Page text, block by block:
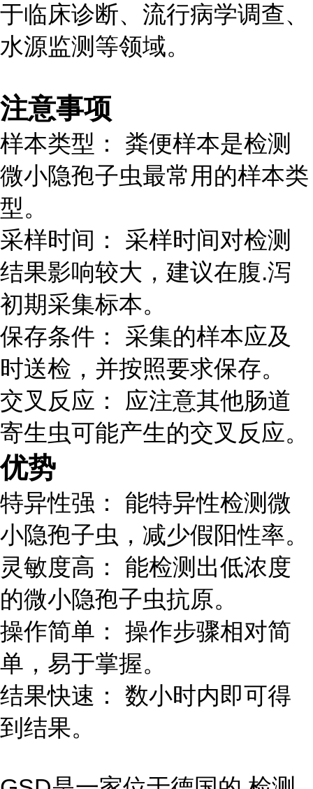
于临床诊断、流行病学调查、
水源监测等领域。
注意事项
样本类型： 粪便样本是检测
微小隐孢子虫最常用的样本类
型。
采样时间： 采样时间对检测
结果影响较大，建议在腹.泻
初期采集标本。
保存条件： 采集的样本应及
时送检，并按照要求保存。
交叉反应： 应注意其他肠道
寄生虫可能产生的交叉反应。
优势
特异性强： 能特异性检测微
小隐孢子虫，减少假阳性率。
灵敏度高： 能检测出低浓度
的微小隐孢子虫抗原。
操作简单： 操作步骤相对简
单，易于掌握。
结果快速： 数小时内即可得
到结果。